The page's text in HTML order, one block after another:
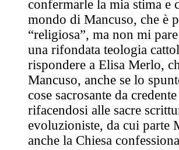
confermarle la mia stima e
mondo di Mancuso, che è
“religiosa”, ma non mi
una rifondata teologia
rispondere a Elisa Merlo,
Mancuso, anche se lo
cose sacrosante da
rifacendosi alle sacre
evoluzioniste, da cui parte
anche la Chiesa